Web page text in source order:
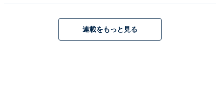
連載をもっと見る